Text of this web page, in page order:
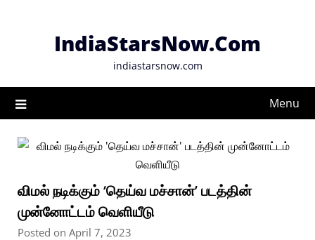
IndiaStarsNow.Com
indiastarsnow.com
Menu
விமல் நடிக்கும் ‘தெய்வ மச்சான்’ படத்தின்
முன்னோட்டம் வெளியீடு
Posted on April 7, 2023